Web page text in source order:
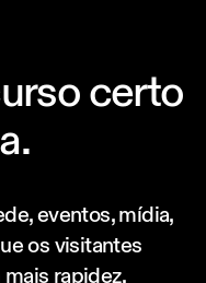
certo
eventos, mídia,
os visitantes
rapidez.